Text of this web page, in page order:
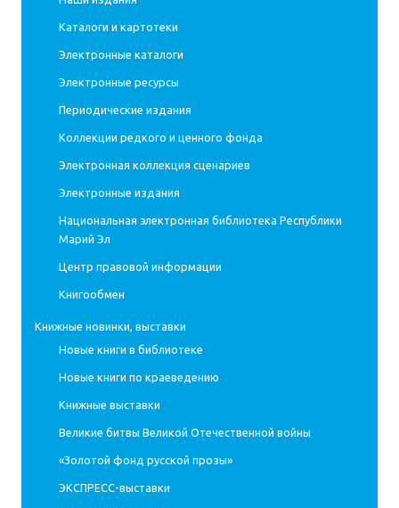
Каталоги и картотеки
Электронные каталоги
Электронные ресурсы
Периодические издания
Коллекции редкого и ценного фонда
Электронная коллекция сценариев
Электронные издания
Национальная электронная библиотека Республики
Марий Эл
Центр правовой информации
Книгообмен
Книжные новинки, выставки
Новые книги в библиотеке
Новые книги по краеведению
Книжные выставки
Великие битвы Великой Отечественной войны
«Золотой фонд русской прозы»
ЭКСПРЕСС-выставки